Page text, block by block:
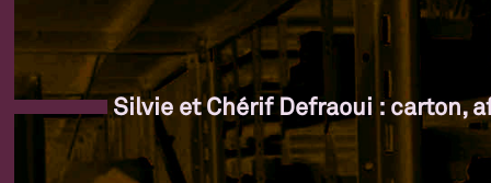
Silvie et Chérif Defraoui : carton,